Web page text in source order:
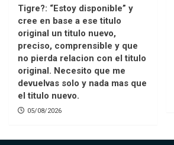
Tigre?: “Estoy disponible” y
cree en base a ese titulo
original un titulo nuevo,
preciso, comprensible y que
no pierda relacion con el titulo
original. Necesito que me
devuelvas solo y nada mas que
el titulo nuevo.
05/08/2026